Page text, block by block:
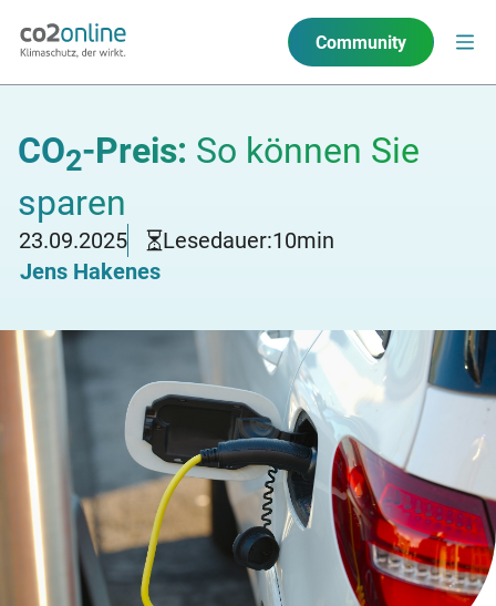
Community
CO2-Preis: So können Sie
sparen
23.09.2025 Lesedauer:10min
Jens Hakenes